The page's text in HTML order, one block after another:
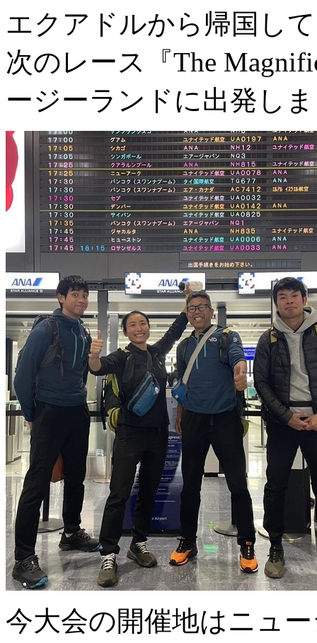
エクアドルから帰国し
次のレース『The
ージーランドに出発し
今大会の開催地はニュ